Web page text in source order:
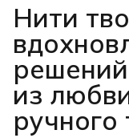
Нити
из
ручного